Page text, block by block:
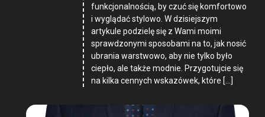
funkcjonalnością, by czuć się komfortowo
i wyglądać stylowo. W dzisiejszym
artykule podzielę się z Wami moimi
sprawdzonymi sposobami na to, jak nosić
ubrania warstwowo, aby nie tylko było
ciepło, ale także modnie. Przygotujcie się
na kilka cennych wskazówek, które […]